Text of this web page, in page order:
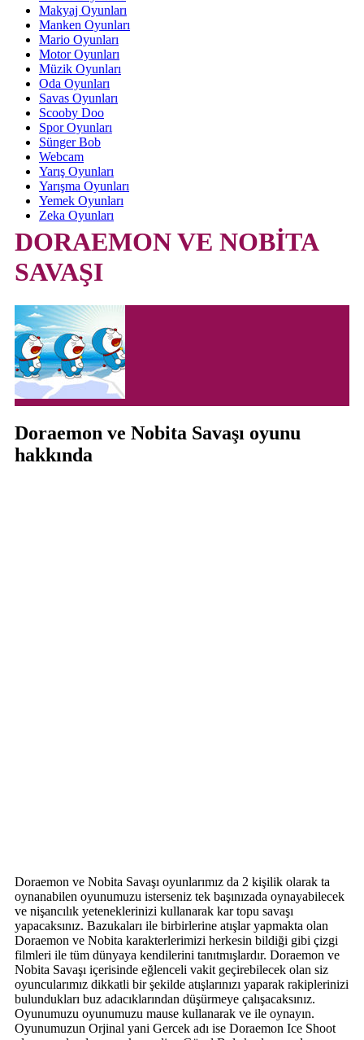
Makyaj Oyunları
Manken Oyunları
Mario Oyunları
Motor Oyunları
Müzik Oyunları
Oda Oyunları
Savas Oyunları
Scooby Doo
Spor Oyunları
Sünger Bob
Webcam
Yarış Oyunları
Yarışma Oyunları
Yemek Oyunları
Zeka Oyunları
DORAEMON VE NOBİTA
SAVAŞI
Doraemon ve Nobita Savaşı oyunu
hakkında
Doraemon ve Nobita Savaşı oyunlarımız da 2 kişilik olarak ta
oynanabilen oyunumuzu isterseniz tek başınızada oynayabilecek
ve nişancılık yeteneklerinizi kullanarak kar topu savaşı
yapacaksınız. Bazukaları ile birbirlerine atışlar yapmakta olan
Doraemon ve Nobita karakterlerimizi herkesin bildiği gibi çizgi
filmleri ile tüm dünyaya kendilerini tanıtmışlardır. Doraemon ve
Nobita Savaşı içerisinde eğlenceli vakit geçirebilecek olan siz
oyuncularımız dikkatli bir şekilde atışlarınızı yaparak rakiplerinizi
bulundukları buz adacıklarından düşürmeye çalışacaksınız.
Oyunumuzu oyunumuzu mause kullanarak ve ile oynayın.
Oyunumuzun Orjinal yani Gercek adı ise Doraemon Ice Shoot